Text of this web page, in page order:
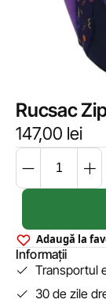
Rucsac
147,00 lei
Adaugă la
Informații
Transportul
30 de zile